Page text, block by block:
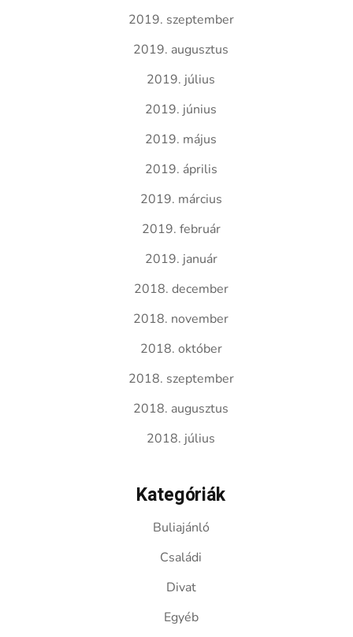
2019. szeptember
2019. augusztus
2019. július
2019. június
2019. május
2019. április
2019. március
2019. február
2019. január
2018. december
2018. november
2018. október
2018. szeptember
2018. augusztus
2018. július
Kategóriák
Buliajánló
Családi
Divat
Egyéb